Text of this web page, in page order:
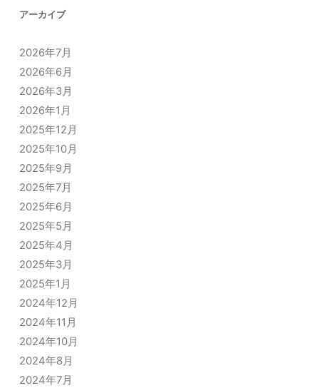
アーカイブ
2026年7月
2026年6月
2026年3月
2026年1月
2025年12月
2025年10月
2025年9月
2025年7月
2025年6月
2025年5月
2025年4月
2025年3月
2025年1月
2024年12月
2024年11月
2024年10月
2024年8月
2024年7月